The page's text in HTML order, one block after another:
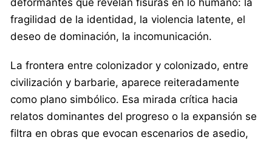
fragilidad de la identidad, la violencia latente, el
deseo de dominación, la incomunicación.
La frontera entre colonizador y colonizado, entre
civilización y barbarie, aparece reiteradamente
como plano simbólico. Esa mirada crítica hacia
relatos dominantes del progreso o la expansión se
filtra en obras que evocan escenarios de asedio,